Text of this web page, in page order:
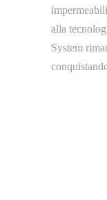
alla
System